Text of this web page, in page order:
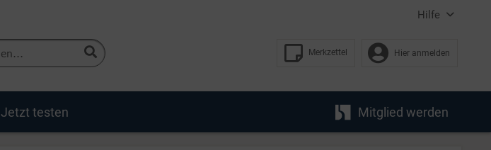
Hilfe
Merkzettel Hier anmelden
Jetzt testen Mitglied werden